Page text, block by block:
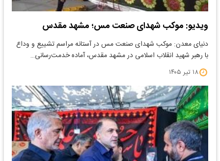
ویدیو: موکب شهدای صنعت مس؛ مشهد مقدس
دنیای معدن: موکب شهدای صنعت مس‌ در آستانه مراسم تشییع و وداع
با رهبر شهید انقلاب اسلامی در مشهد مقدس، آماده خدمت‌رسانی…
۱۸ تیر ۱۴۰۵